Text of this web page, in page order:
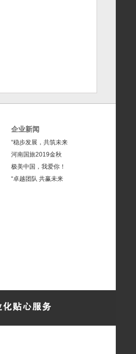
企业新闻
“稳步发展，共筑未来
河南国旅2019金秋
极美中国，我爱你！
“卓越团队 共赢未来